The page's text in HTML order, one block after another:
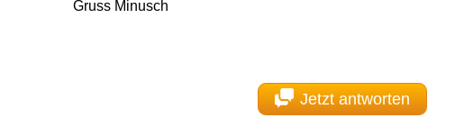
Gruss Minusch
Jetzt antworten